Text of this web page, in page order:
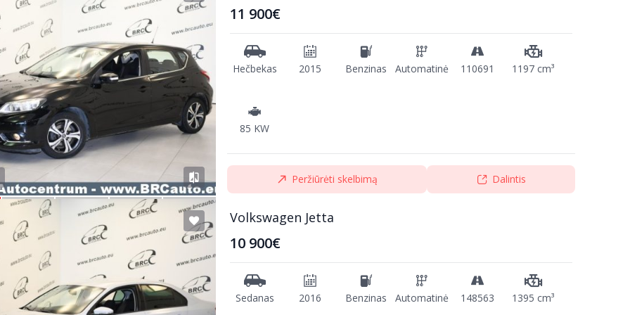
11 900€
Hečbekas 2015 Benzinas Automatinė 110691 1197 cm³
85 KW
Peržiūrėti skelbimą Dalintis
Volkswagen Jetta
10 900€
Sedanas 2016 Benzinas Automatinė 148563 1395 cm³